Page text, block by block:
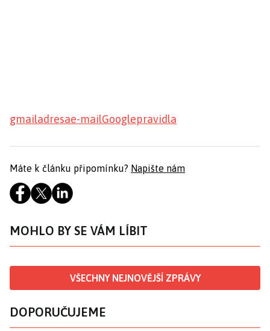
gmailadresae-mailGooglepravidla
Máte k článku připomínku? Napište nám
MOHLO BY SE VÁM LÍBIT
VŠECHNY NEJNOVĚJŠÍ ZPRÁVY
DOPORUČUJEME